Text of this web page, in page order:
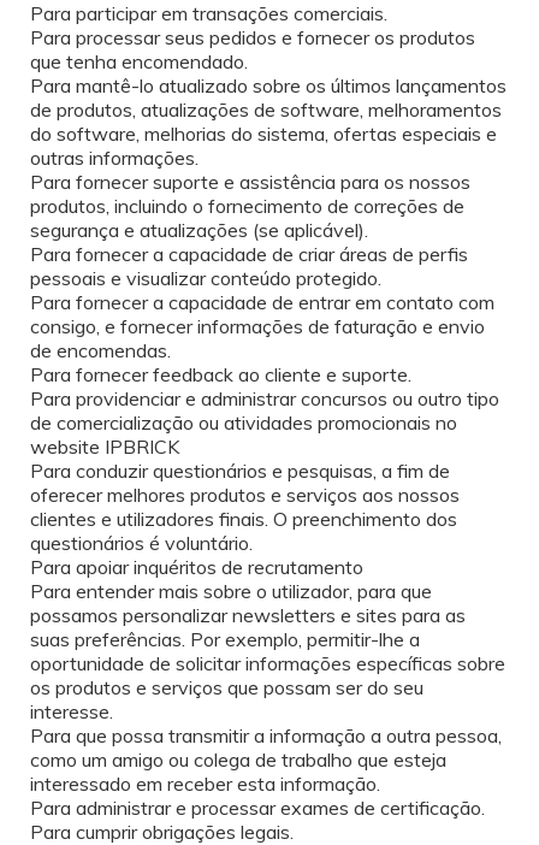
Para participar em transações comerciais.
Para processar seus pedidos e fornecer os produtos
que tenha encomendado.
Para mantê-lo atualizado sobre os últimos lançamentos
de produtos, atualizações de software, melhoramentos
do software, melhorias do sistema, ofertas especiais e
outras informações.
Para fornecer suporte e assistência para os nossos
produtos, incluindo o fornecimento de correções de
segurança e atualizações (se aplicável).
Para fornecer a capacidade de criar áreas de perfis
pessoais e visualizar conteúdo protegido.
Para fornecer a capacidade de entrar em contato com
consigo, e fornecer informações de faturação e envio
de encomendas.
Para fornecer feedback ao cliente e suporte.
Para providenciar e administrar concursos ou outro tipo
de comercialização ou atividades promocionais no
website IPBRICK
Para conduzir questionários e pesquisas, a fim de
oferecer melhores produtos e serviços aos nossos
clientes e utilizadores finais. O preenchimento dos
questionários é voluntário.
Para apoiar inquéritos de recrutamento
Para entender mais sobre o utilizador, para que
possamos personalizar newsletters e sites para as
suas preferências. Por exemplo, permitir-lhe a
oportunidade de solicitar informações específicas sobre
os produtos e serviços que possam ser do seu
interesse.
Para que possa transmitir a informação a outra pessoa,
como um amigo ou colega de trabalho que esteja
interessado em receber esta informação.
Para administrar e processar exames de certificação.
Para cumprir obrigações legais.